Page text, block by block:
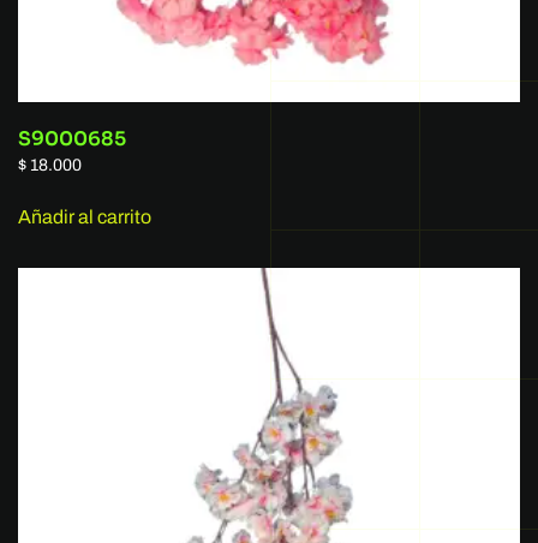
S9000685
$ 18.000
Añadir al carrito